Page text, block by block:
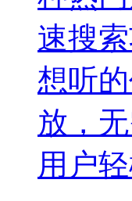
速搜
想听
放，
用户